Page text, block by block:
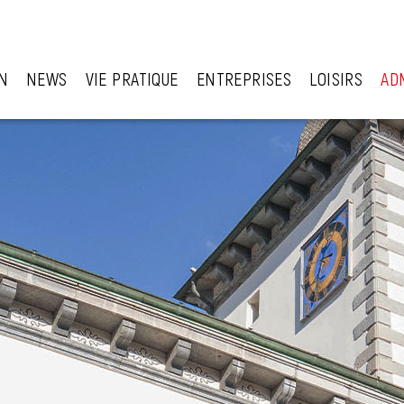
NEWS VIE PRATIQUE ENTREPRISES LOISIRS